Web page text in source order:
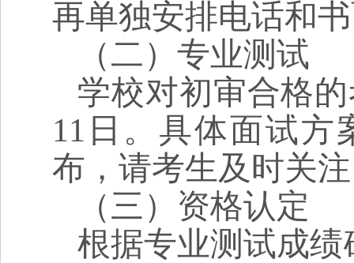
再单独安排电话和
（二）专业测试
学校对初审合格
11日。具体面试方
布，请考生及时关
（三）资格认定
根据专业测试成